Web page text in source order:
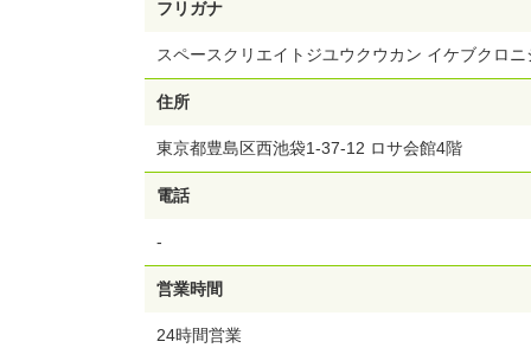
フリガナ
スペースクリエイトジユウクウカン イケブクロ
住所
東京都豊島区西池袋1-37-12 ロサ会館4階
電話
-
営業時間
24時間営業